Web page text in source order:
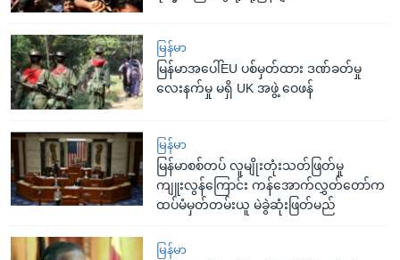
မြန်မာ
မြန်မာအပေါ်EU ပစ်မှတ်ထား ဒဏ်ခတ်မှု
လေးနက်မှု မရှိ UK အဖွဲ့ ဝေဖန်
မြန်မာ
မြန်မာစစ်တပ် လူမျိုးတုံးသတ်ဖြတ်မှု
ကျူးလွန်ကြောင်း ကန်အောက်လွှတ်တော်က
ထပ်မံမှတ်တမ်းယူ မဲခွဲဆုံးဖြတ်မည်
မြန်မာ